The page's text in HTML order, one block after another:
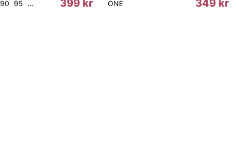
90 95 100 399 kr ONE 349 kr